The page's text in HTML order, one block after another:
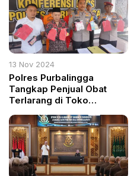
13 Nov 2024
Polres Purbalingga
Tangkap Penjual Obat
Terlarang di Toko
Selaganggeng, Ribuan
Butir Obat Disita